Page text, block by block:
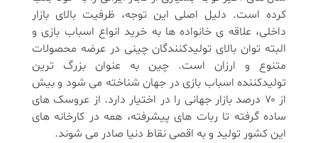
کرده است. دلیل اصلی این توجه، ظرفیت بالای بازار
داخلی، علاقه ی خانواده ها به خرید انواع اسباب بازی و
البته توان بالای تولیدکنندگان چینی در عرضه محصولات
متنوع و ارزان است. چین به عنوان بزرگ ترین
تولیدکننده اسباب بازی در جهان شناخته می شود و بیش
از ۷۰ درصد بازار جهانی را در اختیار دارد. از عروسک های
ساده گرفته تا ربات های پیشرفته، همه در کارخانه های
این کشور تولید و به اقصی نقاط دنیا صادر می شوند.